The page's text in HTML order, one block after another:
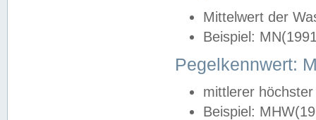
Mittelwert der
Beispiel:
Pegelkennwert:
mittlerer
Beispiel: